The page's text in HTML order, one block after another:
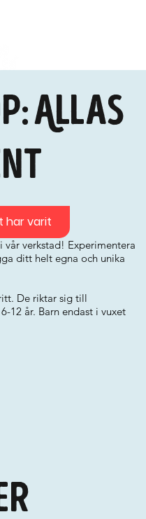
Allas
verkstad! Experimentera
ditt helt egna och unika
De riktar sig till
12 år. Barn endast i vuxet
har varit